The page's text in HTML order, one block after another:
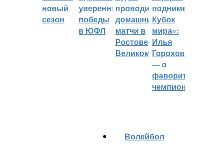
новый
сезон
уверенные
победы
в ЮФЛ
проводить
домашние
матчи в
Ростове
Великом
поднимет
Кубок
мира»:
Илья
Горохов
— о
фаворитах
чемпионата
Волейбол